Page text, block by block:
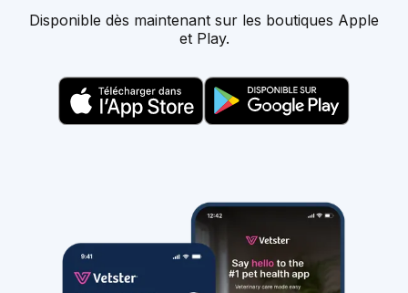
Disponible dès maintenant sur les boutiques Apple
et Play.